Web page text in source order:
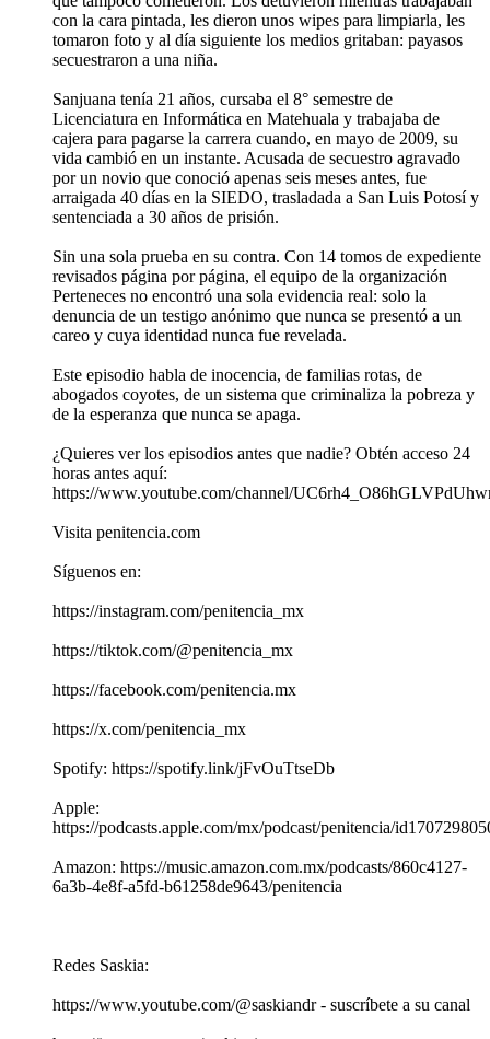
con la cara pintada, les dieron unos wipes para limpiarla, les
tomaron foto y al día siguiente los medios gritaban: payasos
secuestraron a una niña.
Sanjuana tenía 21 años, cursaba el 8° semestre de
Licenciatura en Informática en Matehuala y trabajaba de
cajera para pagarse la carrera cuando, en mayo de 2009, su
vida cambió en un instante. Acusada de secuestro agravado
por un novio que conoció apenas seis meses antes, fue
arraigada 40 días en la SIEDO, trasladada a San Luis Potosí y
sentenciada a 30 años de prisión.
Sin una sola prueba en su contra. Con 14 tomos de expediente
revisados página por página, el equipo de la organización
Perteneces no encontró una sola evidencia real: solo la
denuncia de un testigo anónimo que nunca se presentó a un
careo y cuya identidad nunca fue revelada.
Este episodio habla de inocencia, de familias rotas, de
abogados coyotes, de un sistema que criminaliza la pobreza y
de la esperanza que nunca se apaga.
¿Quieres ver los episodios antes que nadie? Obtén acceso 24
horas antes aquí:
https://www.youtube.com/channel/
Visita penitencia.com
Síguenos en:
https://instagram.com/penitencia_mx
https://tiktok.com/@penitencia_mx
https://facebook.com/penitencia.mx
https://x.com/penitencia_mx
Spotify: https://spotify.link/jFvOuTtseDb
Apple:
https://podcasts.apple.com/mx/podcast/penitencia/
Amazon: https://music.amazon.com.mx/podcasts/860c4127-
6a3b-4e8f-a5fd-b61258de9643/penitencia
Redes Saskia:
https://www.youtube.com/@saskiandr - suscríbete a su canal